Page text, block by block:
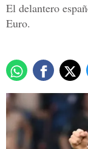
El delantero
Euro.